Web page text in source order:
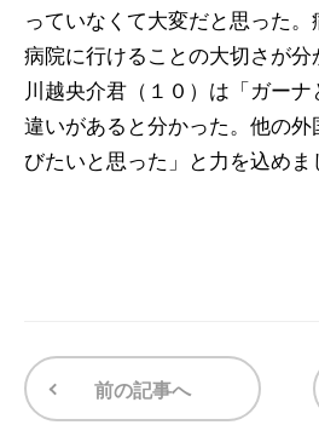
っていなくて大変だと思った
病院に行けることの大切さが分
川越央介君（１０）は「ガー
違いがあると分かった。他の
びたいと思った」と力を込めま
前の記事へ